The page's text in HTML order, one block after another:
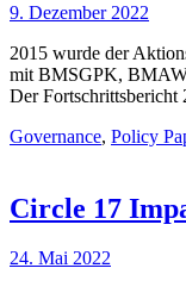
9. Dezember 2022
2015 wurde der
mit BMSGPK, BMAW
Der Fortschrittsbericht
Governance, Policy
Circle 17
24. Mai 2022